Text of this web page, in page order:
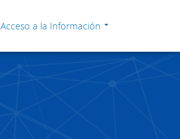
Acceso a la Información